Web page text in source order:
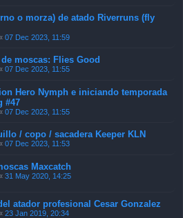
o morza) de atado Riverruns (fly
07 Dec 2023, 11:59
moscas: Flies Good
07 Dec 2023, 11:55
Hero Nymph e iniciando temporada
#47
07 Dec 2023, 11:55
/ copo / sacadera Keeper KLN
07 Dec 2023, 11:53
Maxcatch
31 May 2020, 14:25
atador profesional Cesar Gonzalez
23 Jan 2019, 20:34